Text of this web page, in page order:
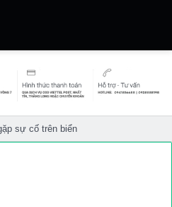
sự cố trên biển